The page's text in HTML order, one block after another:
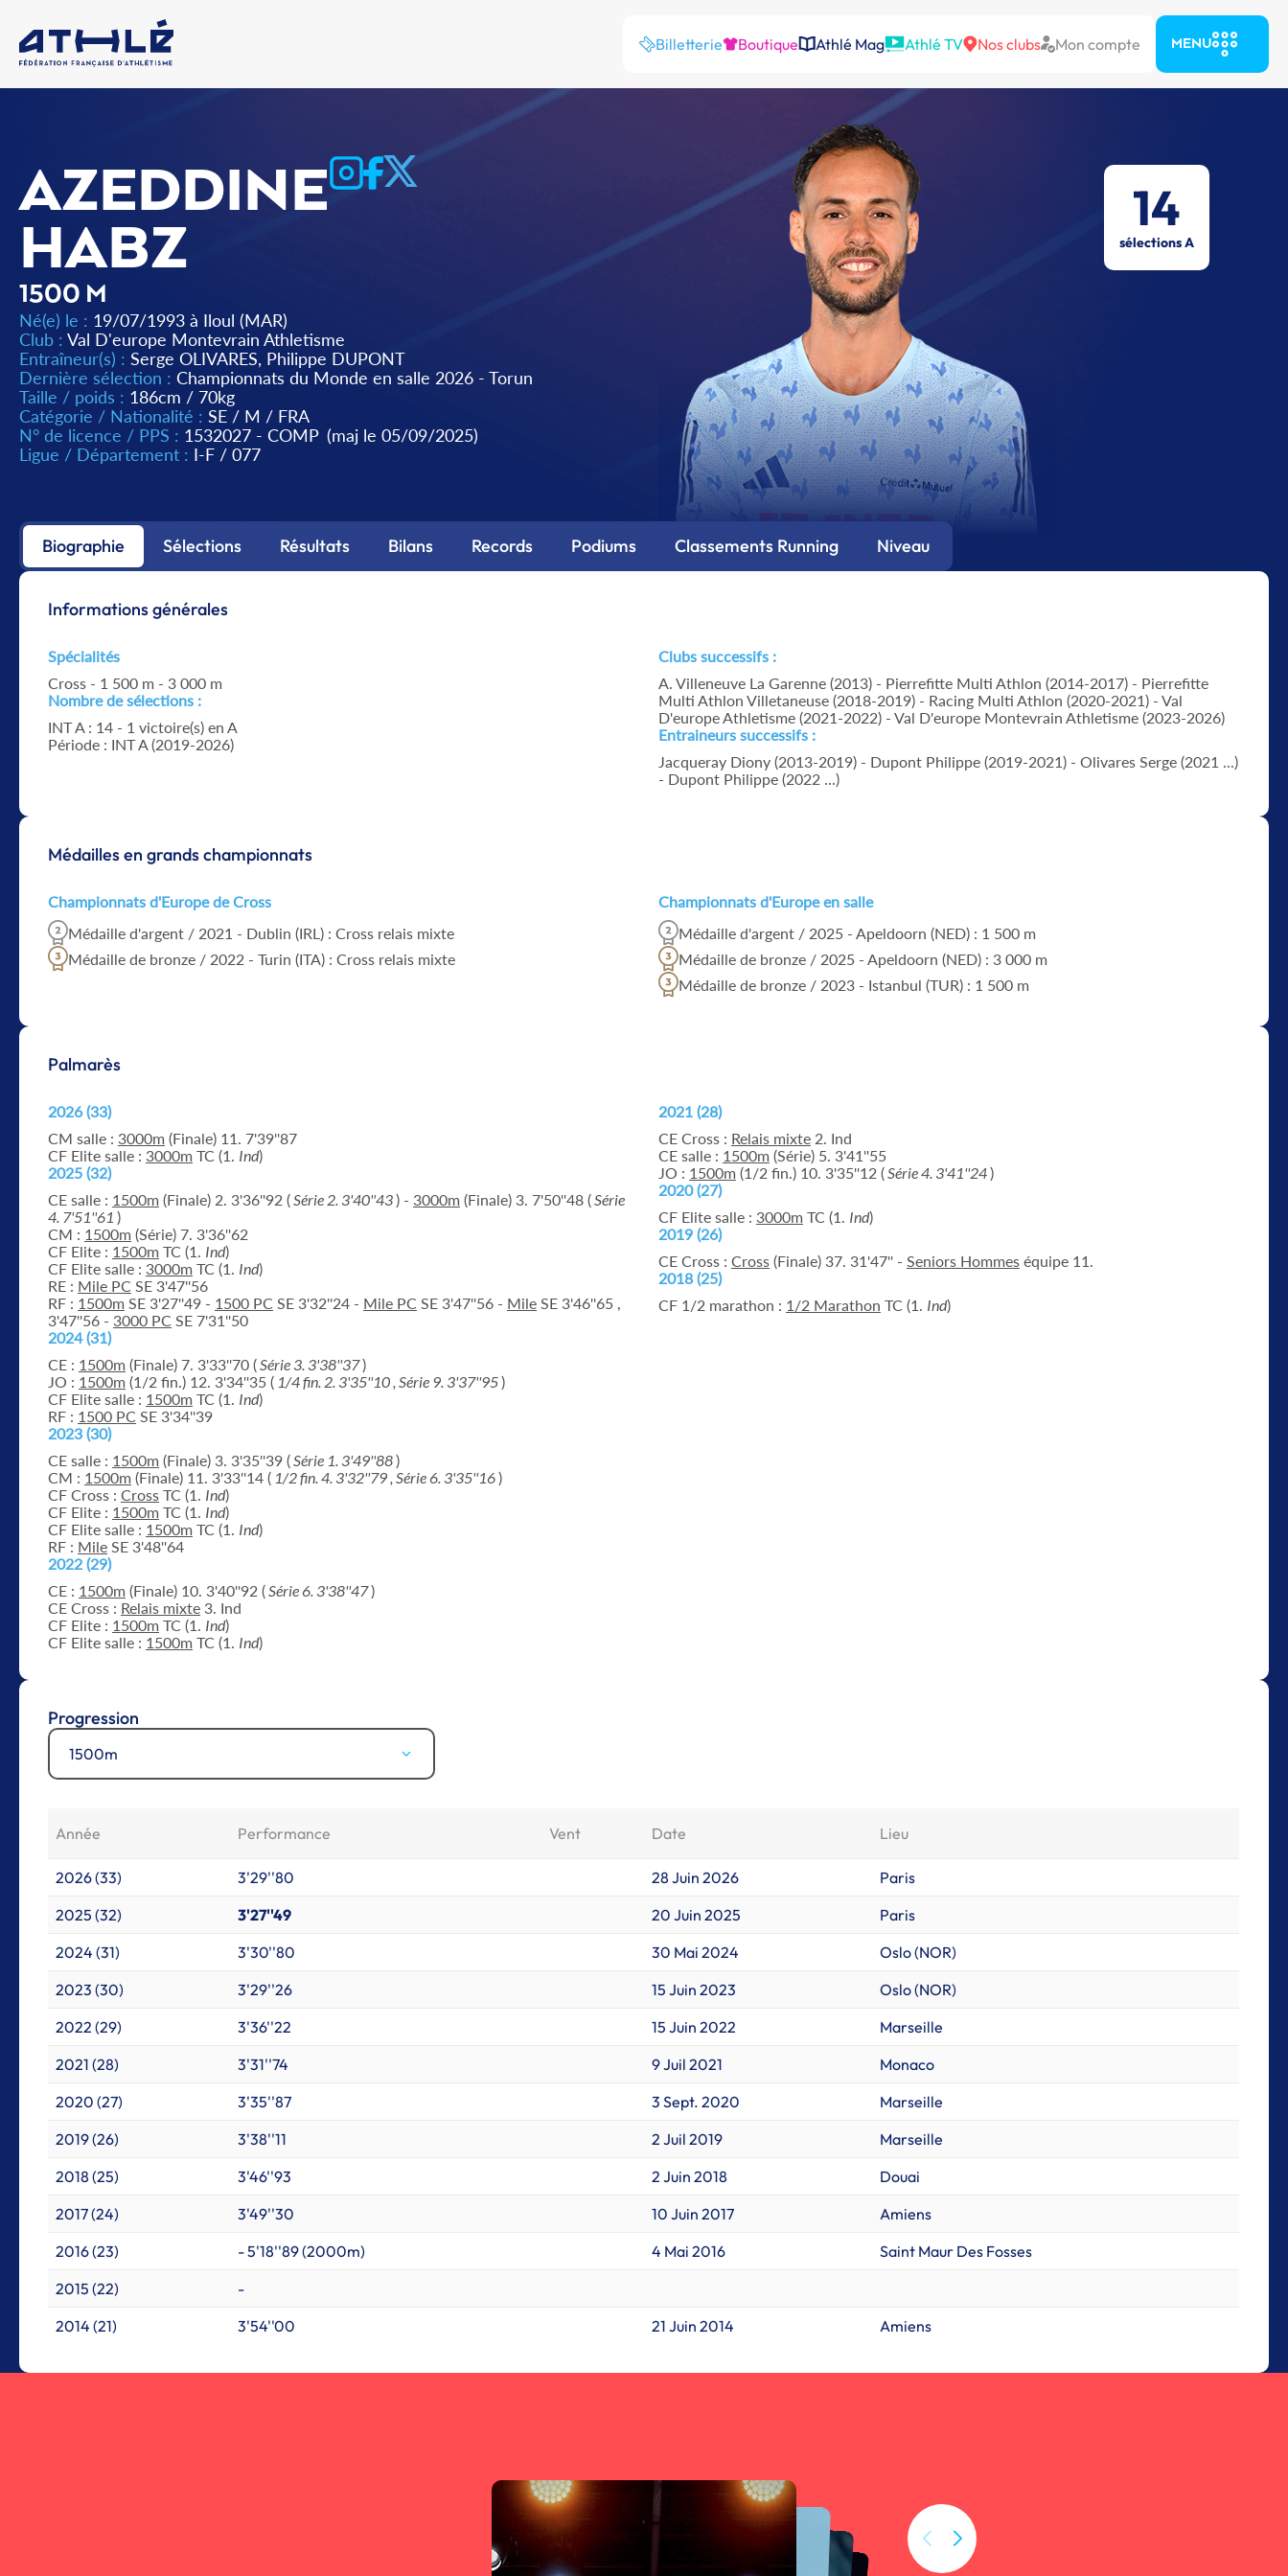
Billetterie Boutique Athlé Mag Athlé TV Nos clubs Mon compte MENU
AZEDDINE
HABZ
1500 M
Né(e) le : 19/07/1993 à Iloul (MAR)
Club : Val D'europe Montevrain Athletisme
Entraîneur(s) : Serge OLIVARES, Philippe DUPONT
Dernière sélection : Championnats du Monde en salle 2026 - Torun
Taille / poids : 186cm / 70kg
Catégorie / Nationalité : SE / M / FRA
N° de licence / PPS : 1532027 - COMP (maj le 05/09/2025)
Ligue / Département : I-F / 077
Biographie Sélections Résultats Bilans Records Podiums Classements Running Niveau
14
sélections A
Informations générales
Spécialités
Cross - 1 500 m - 3 000 m
Nombre de sélections :
INT A : 14 - 1 victoire(s) en A
Période : INT A (2019-2026)
Clubs successifs :
A. Villeneuve La Garenne (2013) - Pierrefitte Multi Athlon (2014-2017) - Pierrefitte
Multi Athlon Villetaneuse (2018-2019) - Racing Multi Athlon (2020-2021) - Val
D'europe Athletisme (2021-2022) - Val D'europe Montevrain Athletisme (2023-2026)
Entraineurs successifs :
Jacqueray Diony (2013-2019) - Dupont Philippe (2019-2021) - Olivares Serge (2021 ...)
- Dupont Philippe (2022 ...)
Médailles en grands championnats
Championnats d'Europe de Cross
Médaille d'argent / 2021 - Dublin (IRL) : Cross relais mixte
Médaille de bronze / 2022 - Turin (ITA) : Cross relais mixte
Championnats d'Europe en salle
Médaille d'argent / 2025 - Apeldoorn (NED) : 1 500 m
Médaille de bronze / 2025 - Apeldoorn (NED) : 3 000 m
Médaille de bronze / 2023 - Istanbul (TUR) : 1 500 m
Palmarès
2026 (33)
CM salle : 3000m (Finale) 11. 7'39''87
CF Elite salle : 3000m TC (1. Ind)
2025 (32)
CE salle : 1500m (Finale) 2. 3'36''92 (Série 2. 3'40''43) - 3000m (Finale) 3. 7'50''48 (Série
4. 7'51''61 )
CM : 1500m (Série) 7. 3'36''62
CF Elite : 1500m TC (1. Ind)
CF Elite salle : 3000m TC (1. Ind)
RE : Mile PC SE 3'47''56
RF : 1500m SE 3'27''49 - 1500 PC SE 3'32''24 - Mile PC SE 3'47''56 - Mile SE 3'46''65 ,
3'47''56 - 3000 PC SE 7'31''50
2024 (31)
CE : 1500m (Finale) 7. 3'33''70 (Série 3. 3'38''37)
JO : 1500m (1/2 fin.) 12. 3'34''35 ( 1/4 fin. 2. 3'35''10 , Série 9. 3'37''95)
CF Elite salle : 1500m TC (1. Ind)
RF : 1500 PC SE 3'34''39
2023 (30)
CE salle : 1500m (Finale) 3. 3'35''39 (Série 1. 3'49''88)
CM : 1500m (Finale) 11. 3'33''14 ( 1/2 fin. 4. 3'32''79 , Série 6. 3'35''16)
CF Cross : Cross TC (1. Ind)
CF Elite : 1500m TC (1. Ind)
CF Elite salle : 1500m TC (1. Ind)
RF : Mile SE 3'48''64
2022 (29)
CE : 1500m (Finale) 10. 3'40''92 (Série 6. 3'38''47)
CE Cross : Relais mixte 3. Ind
CF Elite : 1500m TC (1. Ind)
CF Elite salle : 1500m TC (1. Ind)
2021 (28)
CE Cross : Relais mixte2. Ind
CE salle : 1500m (Série) 5. 3'41''55
JO : 1500m (1/2 fin.) 10. 3'35''12 (Série 4. 3'41''24)
2020 (27)
CF Elite salle : 3000m TC (1. Ind)
2019 (26)
CE Cross : Cross(Finale) 37. 31'47'' - Seniors Hommeséquipe 11.
2018 (25)
CF 1/2 marathon : 1/2 Marathon TC (1. Ind)
Progression
1500m
Année Performance Vent Date Lieu
2026 (33) 3'29''80 28 Juin 2026
Paris
2025 (32)
3'27''49 20 Juin 2025
Paris
2024 (31)
3'30''80 30 Mai 2024
Oslo (NOR)
2023 (30)
3'29''26 15 Juin 2023
Oslo (NOR)
2022 (29)
3'36''22 15 Juin 2022
Marseille
2021 (28)
3'31''74 9 Juil 2021
Monaco
2020 (27)
3'35''87 3 Sept. 2020
Marseille
2019 (26)
3'38''11 2 Juil 2019
Marseille
2018 (25)
3'46''93 2 Juin 2018
Douai
2017 (24)
3'49''30 10 Juin 2017
Amiens
2016 (23)
- 5'18''89 (2000m) 4 Mai 2016
Saint Maur Des Fosses
2015 (22)
-
2014 (21)
3'54''00 21 Juin 2014 Amiens